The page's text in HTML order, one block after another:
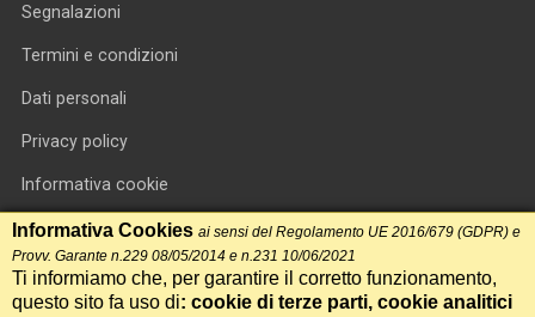
Segnalazioni
Termini e condizioni
Dati personali
Privacy policy
Informativa cookie
RSS feed
RSS Top News
Contatti
Informativa Cookies ai sensi del Regolamento UE 2016/679 (GDPR) e
Provv. Garante n.229 08/05/2014 e n.231 10/06/2021
Ti informiamo che, per garantire il corretto funzionamento,
questo sito fa uso di: cookie di terze parti, cookie analitici